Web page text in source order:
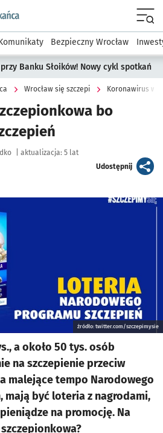
podserwis: Dla mieszkańca
Bezpieczny Wrocław
Banku Słoików! Nowy cykl spotkań
Wrocław się szczepi Koronawirus we
bo
aktualizacja: 5 lat
Udostępnijartykuł
źródło: twitter.com/szczepimysie
a około 50 tys. osób
na szczepienie przeciw
malejące tempo Narodowego
mają być loteria z nagrodami,
na promocję. Na